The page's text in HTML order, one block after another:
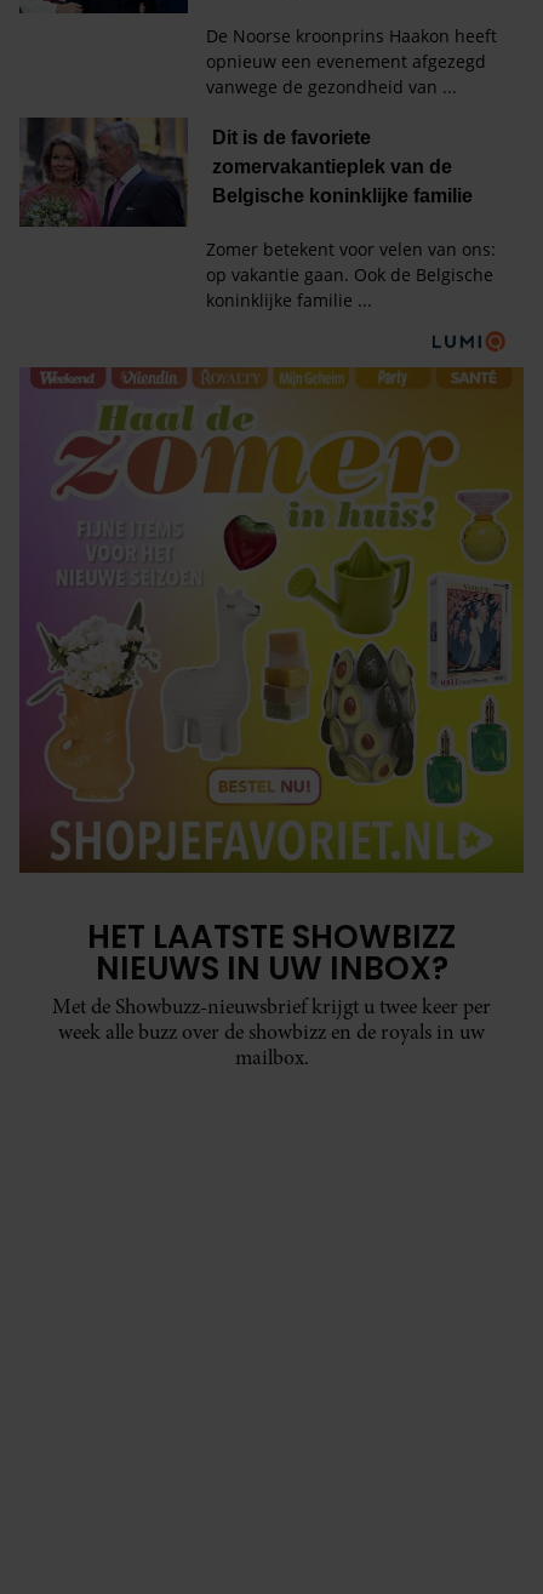
HET LAATSTE SHOWBIZZ
NIEUWS IN UW INBOX?
Met de Showbuzz-nieuwsbrief krijgt u twee keer per
week alle buzz over de showbizz en de royals in uw
mailbox.